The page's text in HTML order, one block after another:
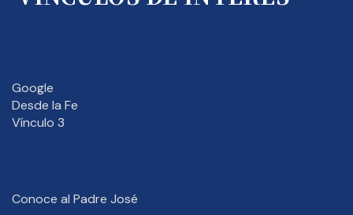
Google
Desde la Fe
Vínculo 3
Conoce al Padre José